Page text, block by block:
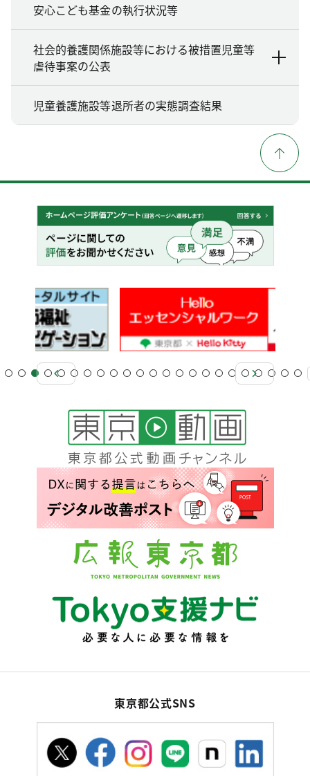
安心こども基金の執行状況等
社会的養護関係施設等における被措置児童等
虐待事案の公表
児童養護施設等退所者の実態調査結果
東京都公式SNS